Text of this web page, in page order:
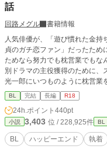
話
回路メグル
書籍情報
人気俳優が、「遊び慣れた金
貞のガチ恋ファン」だったために重す
ためなら努力でも枕営業でもな
別ドラマの主役獲得のために、
光一郎にいつものように枕営業
童貞でアオのガチ恋ファンだっ
思い切り執着され、スポンサー
関係になるが…… 伊月の重すぎる愛情に恐怖を感じながらも、自分の求めてい
たものを全てくれる伊月にアオ
ダリ社長（30歳）×根は真面目
トーリーです。しっかりハッピーエンドです。 ※性
BL 完結 長編 R18
24h.ポイント 440pt
小説 3,403 位 / 228,925件 BL
BL ハッピーエンド 執着